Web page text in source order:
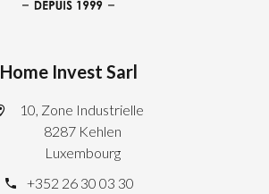
Home Invest Sarl
10, Zone Industrielle
8287 Kehlen
Luxembourg
+352 26 30 03 30